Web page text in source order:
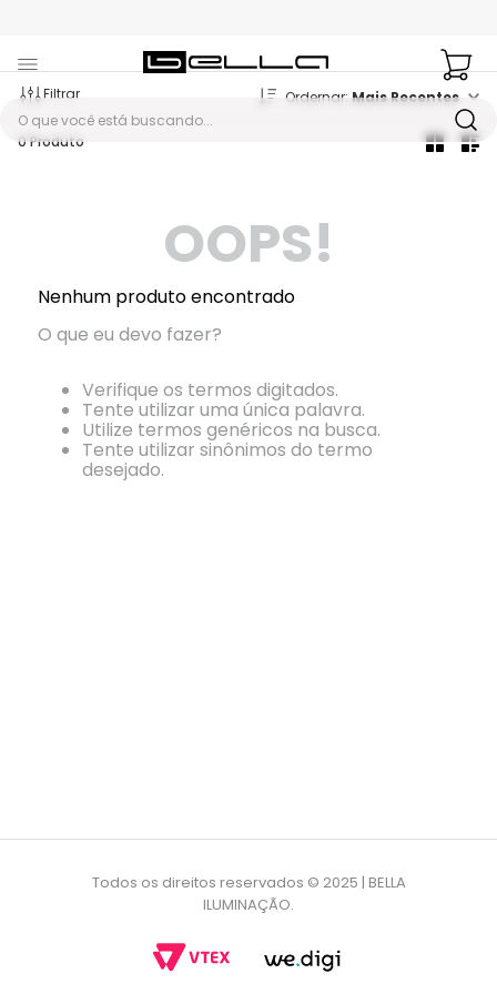
O que você está buscando...
Filtrar Mais Recentes
0Produto
OOPS!
Nenhum produto encontrado
O que eu devo fazer?
Verifique os termos digitados.
Tente utilizar uma única palavra.
Utilize termos genéricos na busca.
Tente utilizar sinônimos do termo
desejado.
Todos os direitos reservados © 2025 | BELLA
ILUMINAÇÃO.